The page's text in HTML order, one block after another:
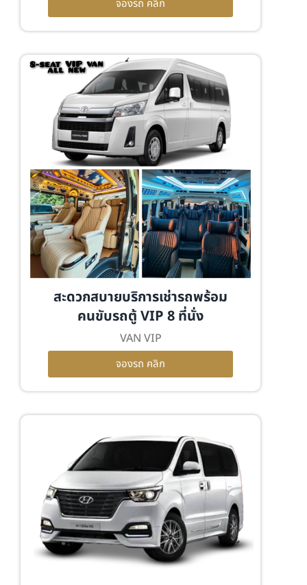
จองรถ คลิก
สะดวกสบายบริการเช่ารถพร้อม
คนขับรถตู้ VIP 8 ที่นั่ง
VAN VIP
จองรถ คลิก